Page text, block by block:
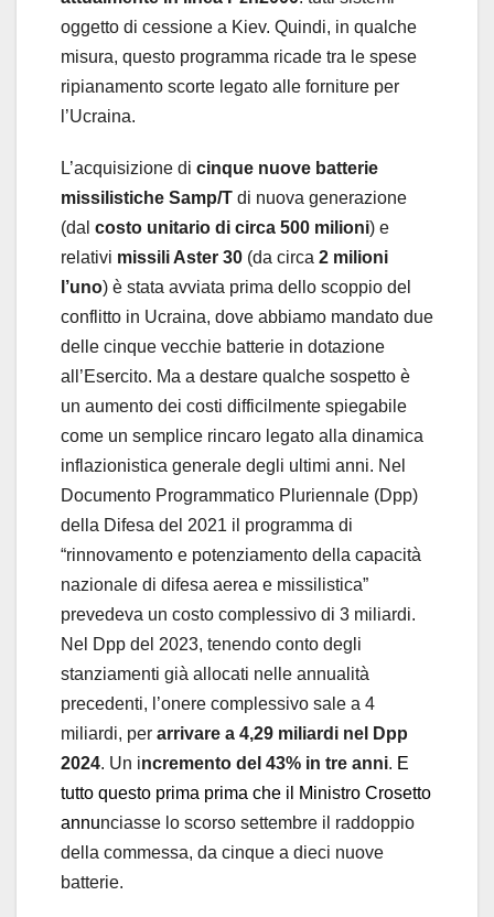
oggetto di cessione a Kiev. Quindi, in qualche
misura, questo programma ricade tra le spese
ripianamento scorte legato alle forniture per
l’Ucraina.
L’acquisizione di cinque nuove batterie
missilistiche Samp/T di nuova generazione
(dal costo unitario di circa 500 milioni) e
relativi missili Aster 30 (da circa 2 milioni
l’uno) è stata avviata prima dello scoppio del
conflitto in Ucraina, dove abbiamo mandato due
delle cinque vecchie batterie in dotazione
all’Esercito. Ma a destare qualche sospetto è
un aumento dei costi difficilmente spiegabile
come un semplice rincaro legato alla dinamica
inflazionistica generale degli ultimi anni. Nel
Documento Programmatico Pluriennale (Dpp)
della Difesa del 2021 il programma di
“rinnovamento e potenziamento della capacità
nazionale di difesa aerea e missilistica”
prevedeva un costo complessivo di 3 miliardi.
Nel Dpp del 2023, tenendo conto degli
stanziamenti già allocati nelle annualità
precedenti, l’onere complessivo sale a 4
miliardi, per arrivare a 4,29 miliardi nel Dpp
2024. Un incremento del 43% in tre anni. E
tutto questo prima prima che il Ministro Crosetto
annunciasse lo scorso settembre il raddoppio
della commessa, da cinque a dieci nuove
batterie.